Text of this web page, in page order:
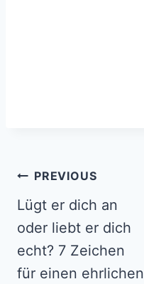
Post
navigation
PREVIOUS
Lügt er dich an
oder liebt er dich
echt? 7 Zeichen
für einen ehrlichen